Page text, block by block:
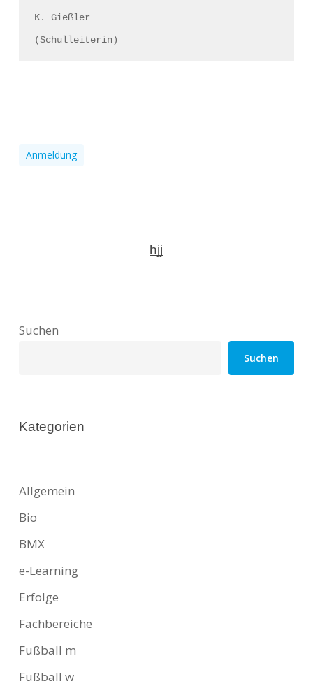
K. Gießler
(Schulleiterin)
Anmeldung
hjj
Suchen
Suchen
Kategorien
Allgemein
Bio
BMX
e-Learning
Erfolge
Fachbereiche
Fußball m
Fußball w